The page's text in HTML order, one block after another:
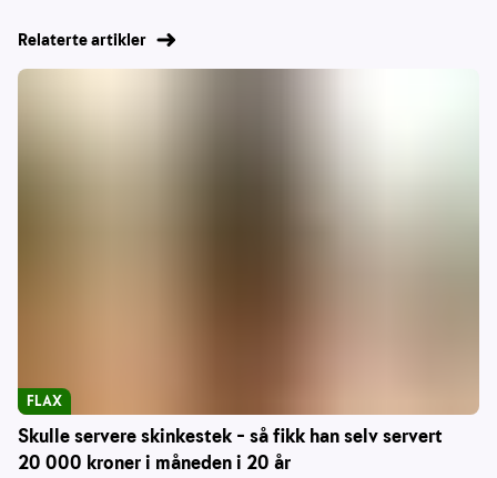
Relaterte artikler
Skulle servere skinkestek – så fikk han selv servert
20 000 kroner i måneden i 20 år
FLAX